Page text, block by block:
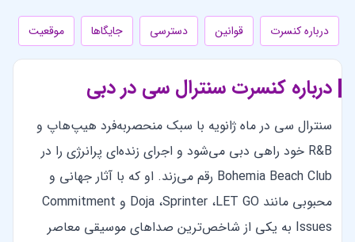
درباره کنسرت قوانین دسترسی جایگاها موقعیت
درباره کنسرت سنترال سی در دبی
سنترال سی در ماه ژانویه با سبک منحصربه‌فرد هیپ‌هاپ و
R&B خود راهی دبی می‌شود و اجرای زنده‌ای پرانرژی را در
Bohemia Beach Club رقم می‌زند. او که با آثار جهانی و
محبوبی مانند Doja ،Sprinter ،LET GO و Commitment
Issues به یکی از شاخص‌ترین صداهای موسیقی معاصر